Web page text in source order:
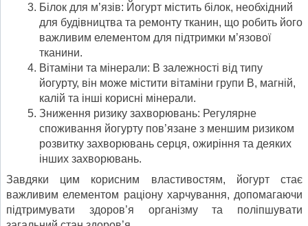
Білок для м’язів: Йогурт містить білок, необхідний
для будівництва та ремонту тканин, що робить його
важливим елементом для підтримки м’язової
тканини.
Вітаміни та мінерали: В залежності від типу
йогурту, він може містити вітаміни групи B, магній,
калій та інші корисні мінерали.
Зниження ризику захворювань: Регулярне
споживання йогурту пов’язане з меншим ризиком
розвитку захворювань серця, ожиріння та деяких
інших захворювань.
Завдяки цим корисним властивостям, йогурт стає
важливим елементом раціону харчування, допомагаючи
підтримувати здоров’я організму та поліпшувати